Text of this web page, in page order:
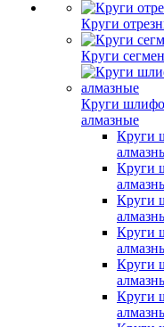
Круги
Круги
Круги
алмазные
Круги
Круги
Круги
Круги
Круги
Круги